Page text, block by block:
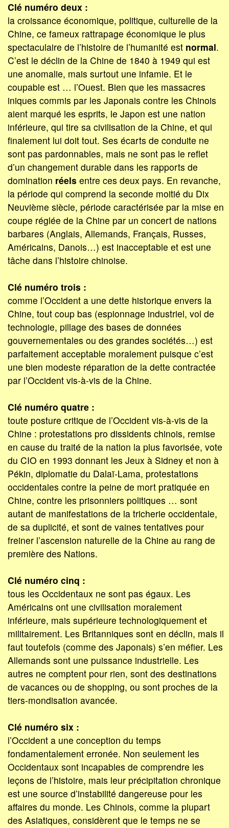
Clé numéro deux :
la croissance économique, politique, culturelle de la
Chine, ce fameux rattrapage économique le plus
spectaculaire de l’histoire de l’humanité est normal.
C’est le déclin de la Chine de 1840 à 1949 qui est
une anomalie, mais surtout une infamie. Et le
coupable est … l’Ouest. Bien que les massacres
iniques commis par les Japonais contre les Chinois
aient marqué les esprits, le Japon est une nation
inférieure, qui tire sa civilisation de la Chine, et qui
finalement lui doit tout. Ses écarts de conduite ne
sont pas pardonnables, mais ne sont pas le reflet
d’un changement durable dans les rapports de
domination réels entre ces deux pays. En revanche,
la période qui comprend la seconde moitié du Dix
Neuvième siècle, période caractérisée par la mise en
coupe réglée de la Chine par un concert de nations
barbares (Anglais, Allemands, Français, Russes,
Américains, Danois…) est inacceptable et est une
tâche dans l’histoire chinoise.
Clé numéro trois :
comme l’Occident a une dette historique envers la
Chine, tout coup bas (espionnage industriel, vol de
technologie, pillage des bases de données
gouvernementales ou des grandes sociétés…) est
parfaitement acceptable moralement puisque c’est
une bien modeste réparation de la dette contractée
par l’Occident vis-à-vis de la Chine.
Clé numéro quatre :
toute posture critique de l’Occident vis-à-vis de la
Chine : protestations pro dissidents chinois, remise
en cause du traité de la nation la plus favorisée, vote
du CIO en 1993 donnant les Jeux à Sidney et non à
Pékin, diplomatie du Dalaï-Lama, protestations
occidentales contre la peine de mort pratiquée en
Chine, contre les prisonniers politiques … sont
autant de manifestations de la tricherie occidentale,
de sa duplicité, et sont de vaines tentatives pour
freiner l’ascension naturelle de la Chine au rang de
première des Nations.
Clé numéro cinq :
tous les Occidentaux ne sont pas égaux. Les
Américains ont une civilisation moralement
inférieure, mais supérieure technologiquement et
militairement. Les Britanniques sont en déclin, mais il
faut toutefois (comme des Japonais) s’en méfier. Les
Allemands sont une puissance industrielle. Les
autres ne comptent pour rien, sont des destinations
de vacances ou de shopping, ou sont proches de la
tiers-mondisation avancée.
Clé numéro six :
l’Occident a une conception du temps
fondamentalement erronée. Non seulement les
Occidentaux sont incapables de comprendre les
leçons de l’histoire, mais leur précipitation chronique
est une source d’instabilité dangereuse pour les
affaires du monde. Les Chinois, comme la plupart
des Asiatiques, considèrent que le temps ne se